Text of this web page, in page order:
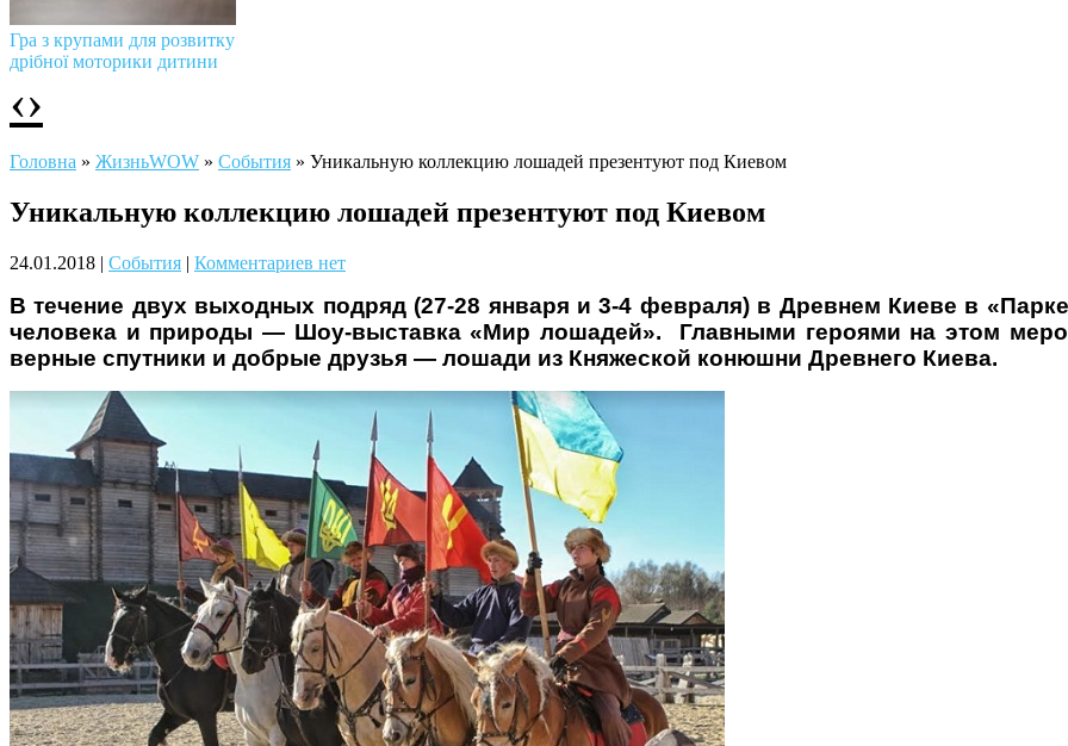
Гра з крупами для розвитку
дрібної моторики дитини
Чому дітям корисно читати
Материнське вигорання: як
собі допомогти
Як підготувати дитину до
навчального року? Поради
лікаря батькам
‹›
Головна » ЖизньWOW » События » Уникальную коллекцию лошадей презентуют под Киевом
Уникальную коллекцию лошадей презентуют под Киевом
24.01.2018 | События | Комментариев нет
В течение двух выходных подряд (27-28 января и 3-4 февраля) в Древнем Киеве в
человека и природы — Шоу-выставка «Мир лошадей». Главными героями на этом
верные спутники и добрые друзья — лошади из Княжеской конюшни Древнего Киева.